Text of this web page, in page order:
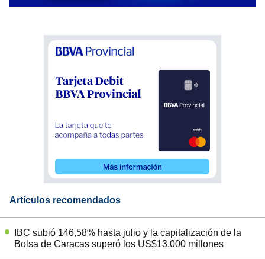
Artículos recomendados
IBC subió 146,58% hasta julio y la capitalización de la
Bolsa de Caracas superó los US$13.000 millones